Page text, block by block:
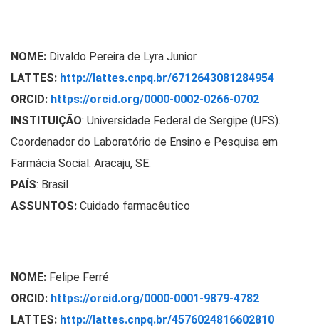
NOME: Divaldo Pereira de Lyra Junior
LATTES: http://lattes.cnpq.br/6712643081284954
ORCID: https://orcid.org/0000-0002-0266-0702
INSTITUIÇÃO: Universidade Federal de Sergipe (UFS).
Coordenador do Laboratório de Ensino e Pesquisa em
Farmácia Social. Aracaju, SE.
PAÍS: Brasil
ASSUNTOS: Cuidado farmacêutico
NOME: Felipe Ferré
ORCID: https://orcid.org/0000-0001-9879-4782
LATTES: http://lattes.cnpq.br/4576024816602810